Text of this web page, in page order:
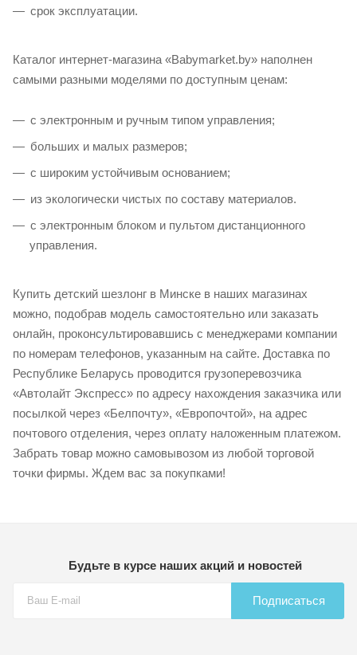
срок эксплуатации.
Каталог интернет-магазина «Babymarket.by» наполнен
самыми разными моделями по доступным ценам:
с электронным и ручным типом управления;
больших и малых размеров;
с широким устойчивым основанием;
из экологически чистых по составу материалов.
с электронным блоком и пультом дистанционного
управления.
Купить детский шезлонг в Минске в наших магазинах
можно, подобрав модель самостоятельно или заказать
онлайн, проконсультировавшись с менеджерами компании
по номерам телефонов, указанным на сайте. Доставка по
Республике Беларусь проводится грузоперевозчика
«Автолайт Экспресс» по адресу нахождения заказчика или
посылкой через «Белпочту», «Европочтой», на адрес
почтового отделения, через оплату наложенным платежом.
Забрать товар можно самовывозом из любой торговой
точки фирмы. Ждем вас за покупками!
Будьте в курсе наших акций и новостей
Подписаться